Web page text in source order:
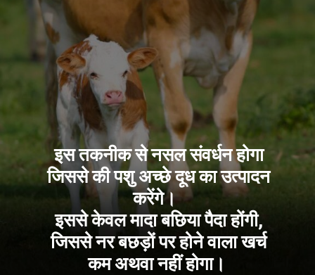
इस तकनीक से नसल संवर्धन होगा
जिससे की पशु अच्छे दूध का उत्पादन
करेंगे।
इससे केवल मादा बछिया पैदा होंगी,
जिससे नर बछड़ों पर होने वाला खर्च
कम अथवा नहीं होगा।